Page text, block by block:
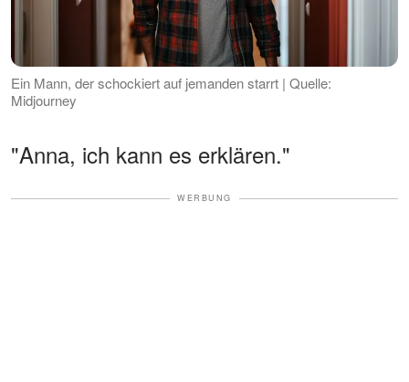
Ein Mann, der schockiert auf jemanden starrt | Quelle:
Midjourney
"Anna, ich kann es erklären."
WERBUNG